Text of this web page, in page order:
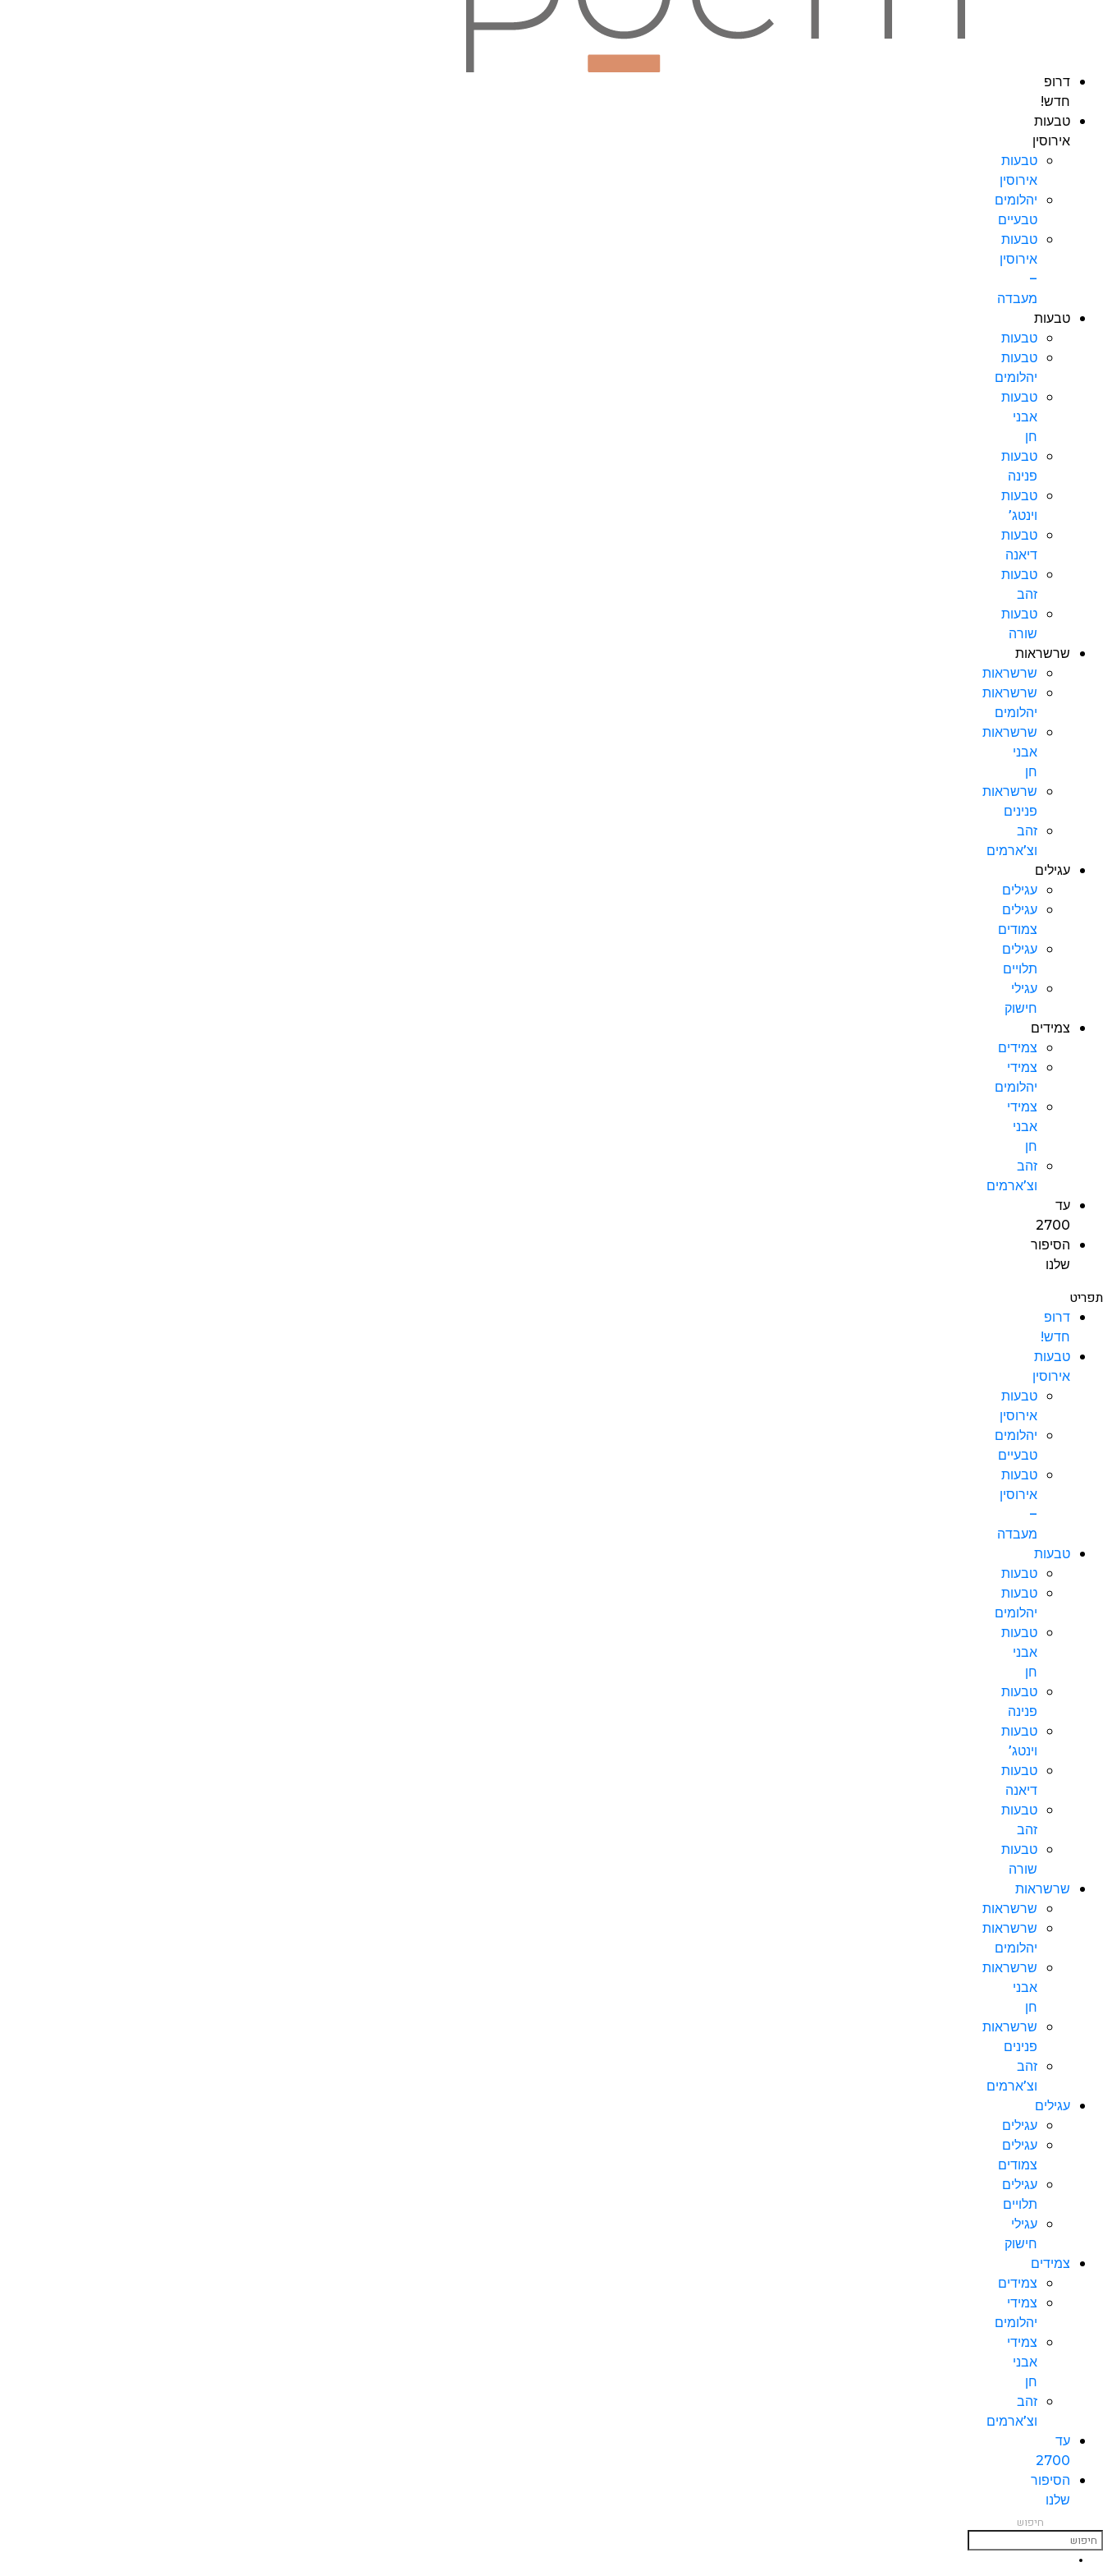
דרופ
חדש!
טבעות
אירוסין
טבעות
אירוסין
יהלומים
טבעיים
טבעות
אירוסין
–
מעבדה
טבעות
טבעות
טבעות
יהלומים
טבעות
אבני
חן
טבעות
פנינה
טבעות
וינטג’
טבעות
דיאנה
טבעות
זהב
טבעות
שורה
שרשראות
שרשראות
שרשראות
יהלומים
שרשראות
אבני
חן
שרשראות
פנינים
זהב
וצ’ארמים
עגילים
עגילים
עגילים
צמודים
עגילים
תלויים
עגילי
חישוק
צמידים
צמידים
צמידי
יהלומים
צמידי
אבני
חן
זהב
וצ’ארמים
עד
2700
הסיפור
שלנו
תפריט
דרופ
חדש!
טבעות
אירוסין
טבעות
אירוסין
יהלומים
טבעיים
טבעות
אירוסין
–
מעבדה
טבעות
טבעות
טבעות
יהלומים
טבעות
אבני
חן
טבעות
פנינה
טבעות
וינטג’
טבעות
דיאנה
טבעות
זהב
טבעות
שורה
שרשראות
שרשראות
שרשראות
יהלומים
שרשראות
אבני
חן
שרשראות
פנינים
זהב
וצ’ארמים
עגילים
עגילים
עגילים
צמודים
עגילים
תלויים
עגילי
חישוק
צמידים
צמידים
צמידי
יהלומים
צמידי
אבני
חן
זהב
וצ’ארמים
עד
2700
הסיפור
שלנו
חיפוש